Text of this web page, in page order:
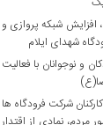
شبکه پروازی و
شهدای ایلام
و نوجوانان با فعالیت
شرکت فرودگاه ها